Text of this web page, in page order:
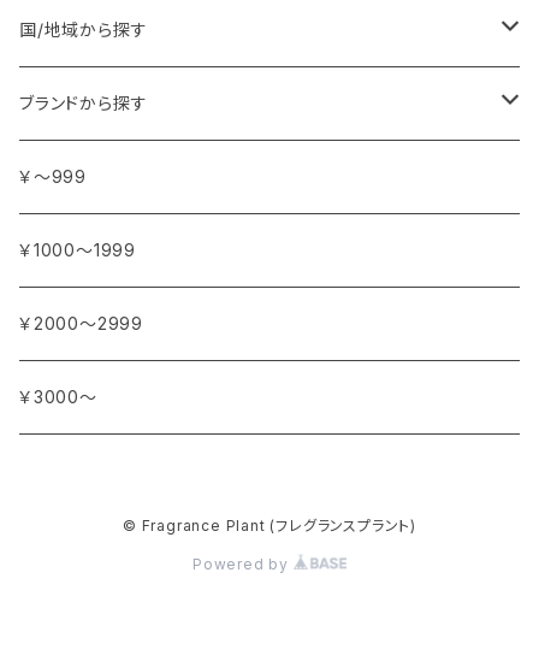
ア行
アンジェリカ
イランイラン
カ行
ガーデニア (クチナシ)
カカオ
サ行
シダーウッド
シナモン
タ行
タイム
チェリー
ナ行
ナツメグ
ハ行
国/地域から探す
ヨーロッパ
フランス
イタリア
アフリカ
ブルキナファソ
南アフリカ
アジア
トルコ
シリア
ブランドから探す
アトリエ・ボヌール・ドゥ・ジュール
アンティカ・ドルチェリア・ボナイユート
オウロシカ
カンパニー デュ ミエル
￥～999
￥1000～1999
￥2000～2999
￥3000～
© Fragrance Plant (フレグランスプラント)
Powered by